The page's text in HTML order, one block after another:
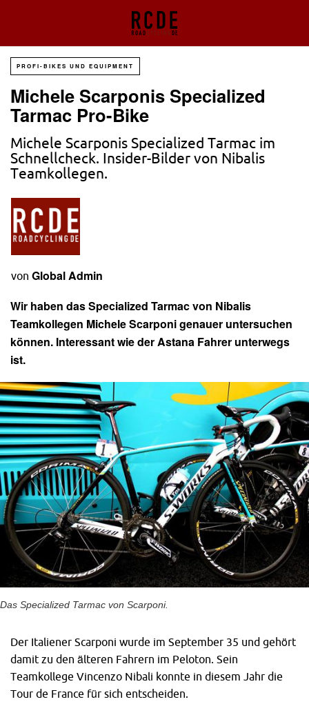
PROFI-BIKES UND EQUIPMENT
Michele Scarponis Specialized
Tarmac Pro-Bike
Michele Scarponis Specialized Tarmac im
Schnellcheck. Insider-Bilder von Nibalis
Teamkollegen.
von Global Admin
Wir haben das Specialized Tarmac von Nibalis
Teamkollegen Michele Scarponi genauer untersuchen
können. Interessant wie der Astana Fahrer unterwegs
ist.
Das Specialized Tarmac von Scarponi.
Der Italiener Scarponi wurde im September 35 und gehört
damit zu den älteren Fahrern im Peloton. Sein
Teamkollege Vincenzo Nibali konnte in diesem Jahr die
Tour de France für sich entscheiden.